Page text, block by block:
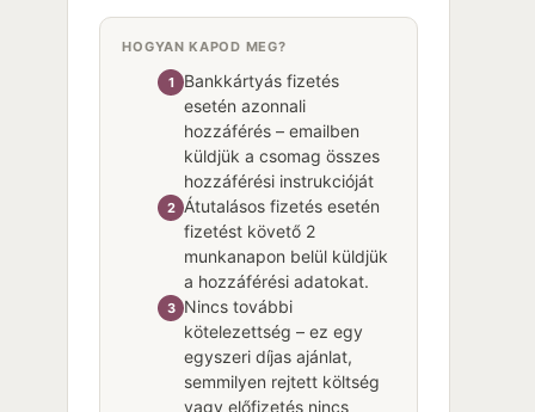
HOGYAN KAPOD MEG?
1
Bankkártyás fizetés
esetén azonnali
hozzáférés – emailben
küldjük a csomag összes
hozzáférési instrukcióját
2 Átutalásos fizetés esetén
fizetést követő 2
munkanapon belül küldjük
a hozzáférési adatokat.
3 Nincs további
kötelezettség – ez egy
egyszeri díjas ajánlat,
semmilyen rejtett költség
vagy előfizetés nincs